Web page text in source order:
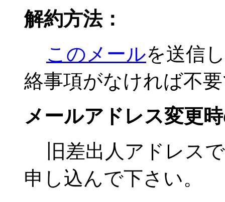
解約方法：
このメールを送信
絡事項がなければ不
メールアドレス変更
旧差出人アドレス
申し込んで下さい。